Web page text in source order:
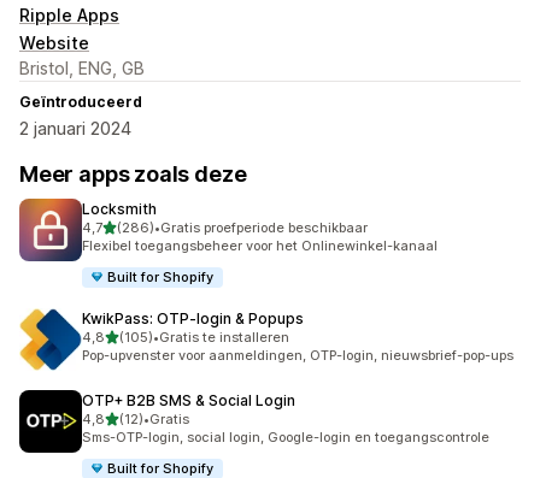
Ripple Apps
Website
Bristol, ENG, GB
Geïntroduceerd
2 januari 2024
Meer apps zoals deze
Locksmith
4,7van 5 sterren
(286)
286 recensies in totaal
•Gratis proefperiode beschikbaar
Flexibel toegangsbeheer voor het Onlinewinkel-kanaal
Built for Shopify
KwikPass: OTP‑login & Popups
4,8van 5 sterren
(105)
105 recensies in totaal
•Gratis te installeren
Pop-upvenster voor aanmeldingen, OTP-login, nieuwsbrief-pop-ups
OTP+ B2B SMS & Social Login
4,8van 5 sterren
(12)
12 recensies in totaal
•Gratis
Sms-OTP-login, social login, Google-login en toegangscontrole
Built for Shopify